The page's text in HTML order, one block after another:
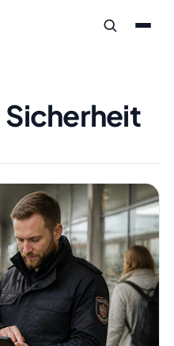
Sicherheit